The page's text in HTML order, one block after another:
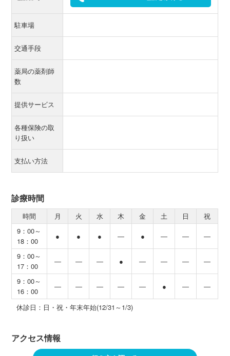
駐車場
交通手段
薬局の薬剤師
数
提供サービス
各種保険の取
り扱い
支払い方法
診療時間
時間 月 火 水 木 金 土 日
祝
9：00～
18：00
● ● ● ― ● ― ― ―
9：00～
17：00
― ― ― ● ― ― ― ―
9：00～
16：00
― ― ― ― ― ● ― ―
休診日：日・祝・年末年始(12/31～1/3)
アクセス情報